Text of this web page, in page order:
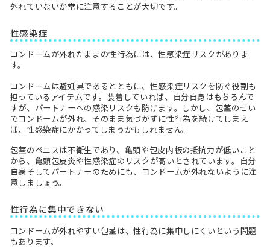
外れていないか常に注意することが大切です。
性感染症
コンドームが外れたままの性行為には、性感染症リスクがありま
す。
コンドームは避妊具であるとともに、性感染症リスクを防ぐ役割も
担っているアイテムです。装着していれば、自分自身はもちろんで
すが、パートナーへの感染リスクも防げます。しかし、包茎のせい
でコンドームが外れ、そのまま気づかずに性行為を続けてしまえ
ば、性感染症にかかってしまうかもしれません。
包茎のペニスは不衛生であり、亀頭や包皮内板の抵抗力が低いこと
から、亀頭包皮炎や性感染症のリスクが高いとされています。自分
自身そしてパートナーのためにも、コンドームが外れないように注
意しましょう。
性行為に集中できない
コンドームが外れやすい包茎は、性行為に集中しにくいという問題
もあります。